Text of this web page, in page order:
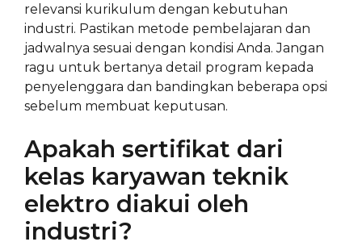
relevansi kurikulum dengan kebutuhan
industri. Pastikan metode pembelajaran dan
jadwalnya sesuai dengan kondisi Anda. Jangan
ragu untuk bertanya detail program kepada
penyelenggara dan bandingkan beberapa opsi
sebelum membuat keputusan.
Apakah sertifikat dari
kelas karyawan teknik
elektro diakui oleh
industri?